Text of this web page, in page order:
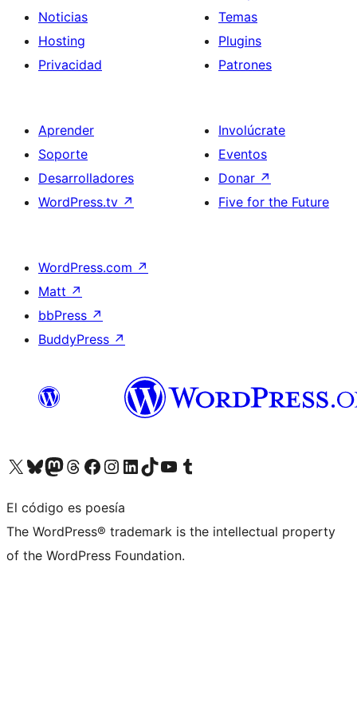
Noticias
Hosting
Privacidad
Temas
Plugins
Patrones
Aprender
Soporte
Desarrolladores
WordPress.tv ↗
Involúcrate
Eventos
Donar ↗
Five for the Future
WordPress.com ↗
Matt ↗
bbPress ↗
BuddyPress ↗
Visita nuestra cuenta de X (anteriormente Twitter)
Visita nuestra cuenta de Bluesky
Visita nuestra cuenta de Mastodon
Visita nuestra cuenta de Threads
Visita nuestra página de Facebook
Visita nuestra cuenta de Instagram
Visita nuestra cuenta de LinkedIn
Visita nuestra cuenta de TikTok
Visita nuestro canal de YouTube
Visita nuestra cuenta de Tumblr
El código es poesía
The WordPress® trademark is the intellectual property
of the WordPress Foundation.